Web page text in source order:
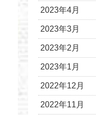
2023年4月
2023年3月
2023年2月
2023年1月
2022年12月
2022年11月